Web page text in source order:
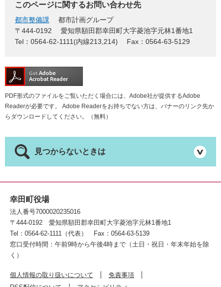
このページに関するお問い合わせ先
都市整備課
都市計画グループ
〒444-0192
愛知県額田郡幸田町大字菱池字元林1番地1
Tel：0564-62-1111(内線213,214)
Fax：0564-63-5129
PDF形式のファイルをご覧いただく場合には、Adobe社が提供するAdobe
Readerが必要です。
Adobe Readerをお持ちでない方は、バナーのリンク先か
らダウンロードしてください。（無料）
見つからないときは
幸田町役場
法人番号7000020235016
〒444-0192
愛知県額田郡幸田町大字菱池字元林1番地1
Tel：0564-62-1111（代表）
Fax：0564-63-5139
窓口受付時間：午前9時から午後4時まで（土日・祝日・年末年始を除
く）
個人情報の取り扱いについて
免責事項